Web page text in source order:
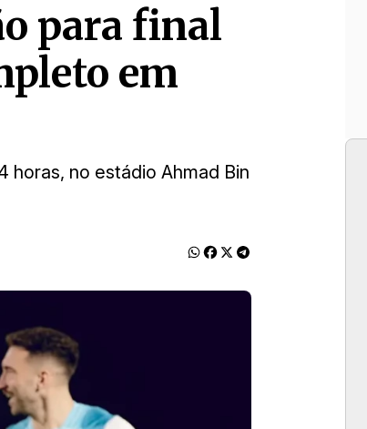
para final
em
horas, no estádio Ahmad Bin